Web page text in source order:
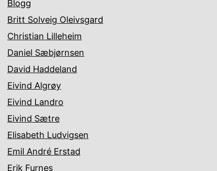
Blogg
Britt Solveig Oleivsgard
Christian Lilleheim
Daniel Sæbjørnsen
David Haddeland
Eivind Algrøy
Eivind Landro
Eivind Sætre
Elisabeth Ludvigsen
Emil André Erstad
Erik Furnes